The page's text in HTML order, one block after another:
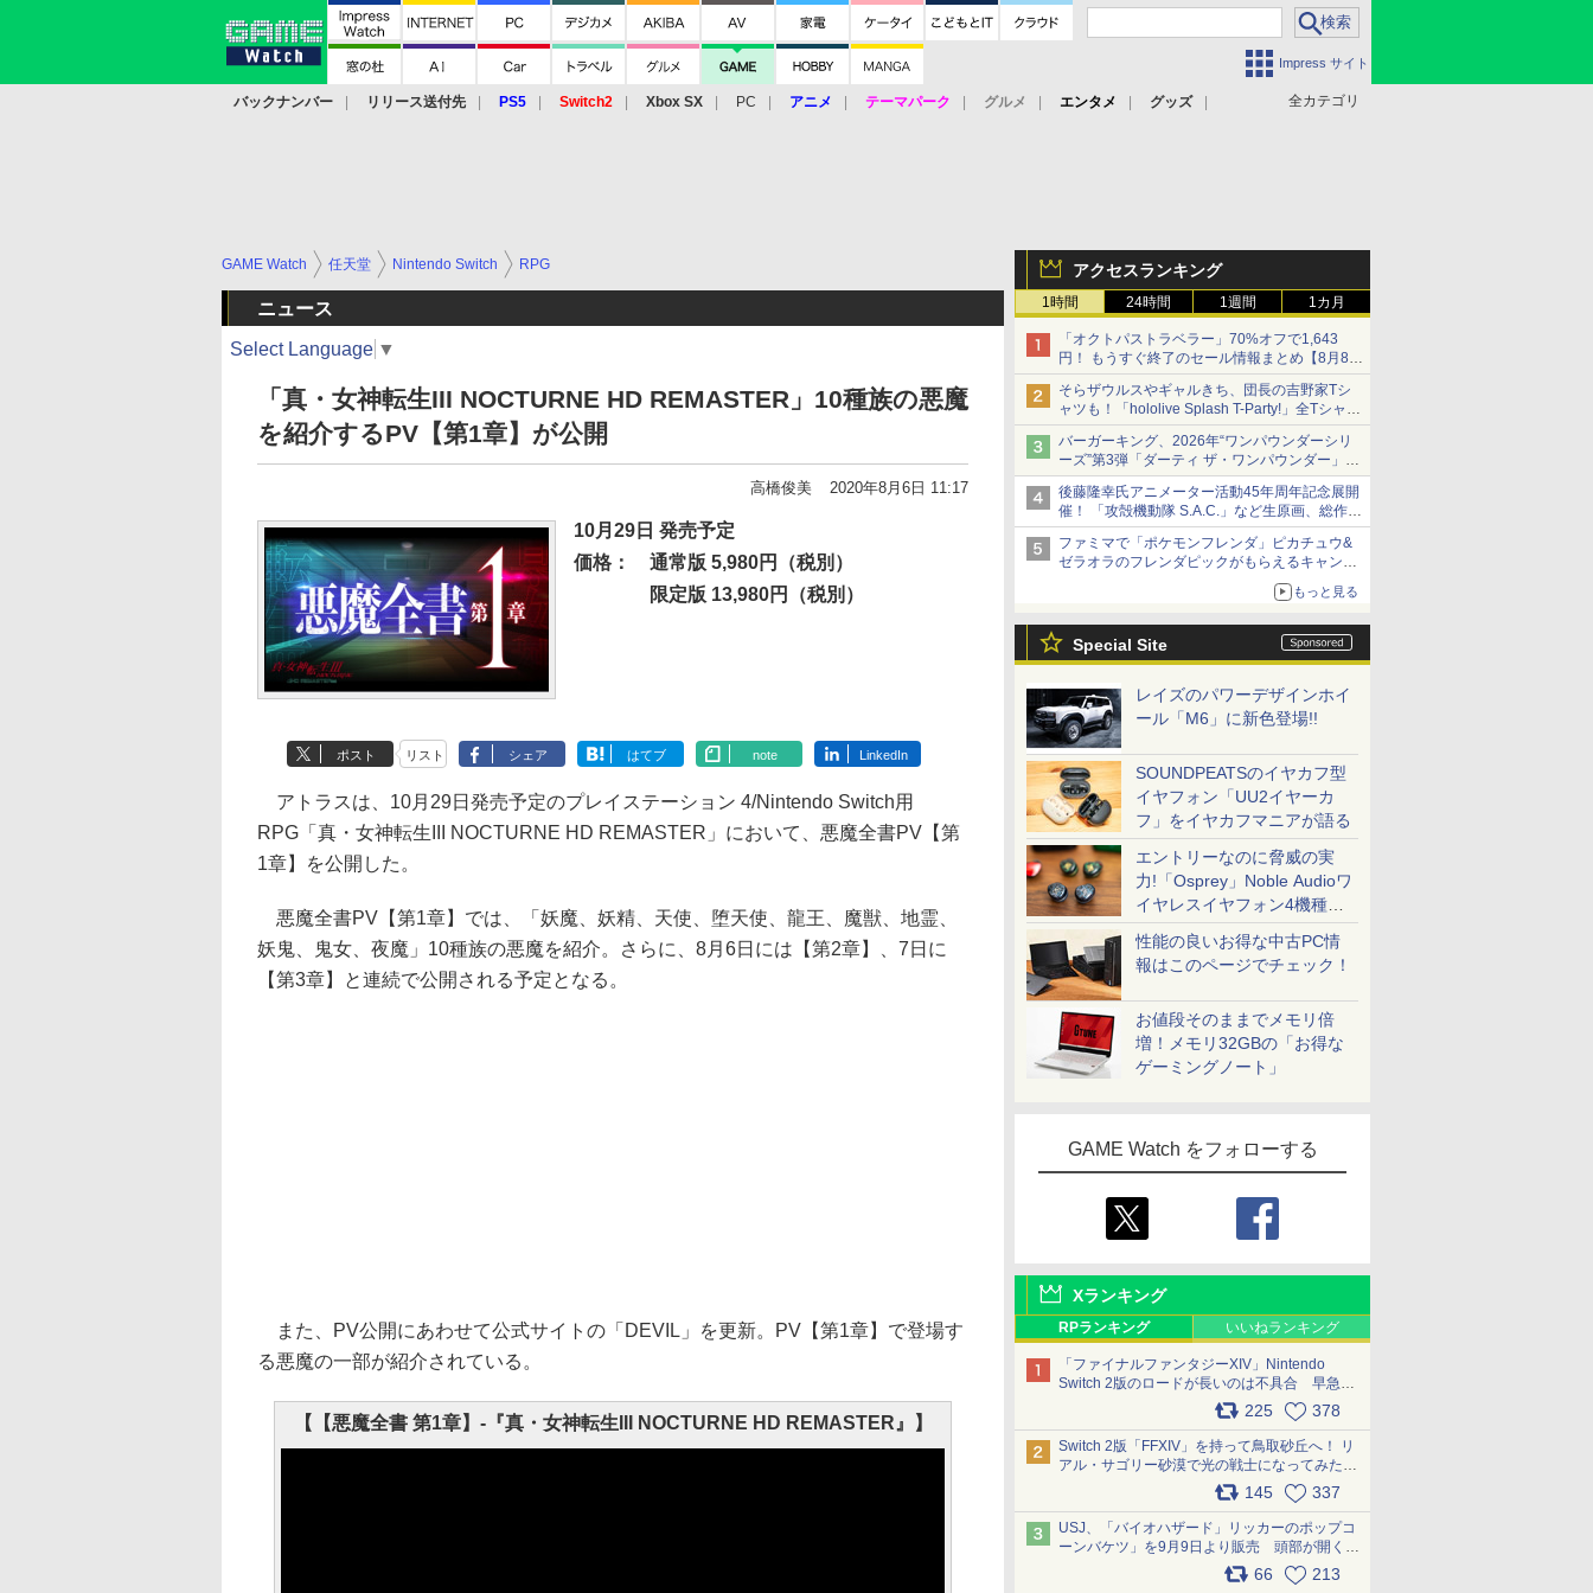
Impress サイト
全カテゴリ
バックナンバー リリース送付先 PS5 Switch2 Xbox SX PC アニメ テーマパーク グルメ エンタメ
グッズ
アクセスランキング
1時間 24時間 1週間 1カ月
「オクトパストラベラー」70%オフで1,643
円！ もうすぐ終了のセール情報まとめ【8月8日
更新】
ニンテンドーeショップでは「大神 絶景版」が
67%オフで990円
そらザウルスやギャルきち、団長の吉野家Tシ
ャツも！「hololive Splash T-Party!」全Tシャツ
ラインナップ公開＆オンライン販売開始
バーガーキング、2026年“ワンパウンダーシリ
ーズ”第3弾「ダーティ ザ・ワンパウンダー」を
8月7日発売
「特製ガーリックマヨソース」を使用した超大
型チーズバーガー
後藤隆幸氏アニメーター活動45年周年記念展開
催！ 「攻殻機動隊 S.A.C.」など生原画、総作画
監督修正が展示
ファミマで「ポケモンフレンダ」ピカチュウ&
ゼラオラのフレンダピックがもらえるキャンペ
もっと見る
Special Site
レイズのパワーデザインホイ
ール「M6」に新色登場!!
SOUNDPEATSのイヤカフ型
イヤフォン「UU2イヤーカ
フ」をイヤカフマニアが語る
エントリーなのに脅威の実
力!「Osprey」Noble Audioワ
イヤレスイヤフォン4機種を
一気に聴く
性能の良いお得な中古PC情
報はこのページでチェック！
お値段そのままでメモリ倍
増！メモリ32GBの「お得な
ゲーミングノート」
GAME Watch をフォローする
Xランキング
RPランキング いいねランキング
「ファイナルファンタジーXIV」Nintendo
Switch 2版のロードが長いのは不具合 早急に
アップデートできるよう対応中225 378
Switch 2版「FFXIV」を持って鳥取砂丘へ！ リ
アル・サゴリー砂漠で光の戦士になってみた
145 337
USJ、「バイオハザード」リッカーのポップコ
ーンバケツ」を9月9日より販売 頭部が開く仕
組み。味は恐怖を堪のう「味噌フレーバー」
66 213
GAME Watch 任天堂 Nintendo Switch RPG
ニュース
Select Language ▼
「真・女神転生III NOCTURNE HD REMASTER」10種族の悪魔
を紹介するPV【第1章】が公開
高橋俊美 2020年8月6日 11:17
10月29日 発売予定
価格：
通常版 5,980円（税別）
限定版 13,980円（税別）
ポスト リスト シェア はてブ note LinkedIn
アトラスは、10月29日発売予定のプレイステーション 4/Nintendo Switch用
RPG「真・女神転生III NOCTURNE HD REMASTER」において、悪魔全書PV【第
1章】を公開した。
悪魔全書PV【第1章】では、「妖魔、妖精、天使、堕天使、龍王、魔獣、地霊、
妖鬼、鬼女、夜魔」10種族の悪魔を紹介。さらに、8月6日には【第2章】、7日に
【第3章】と連続で公開される予定となる。
また、PV公開にあわせて公式サイトの「DEVIL」を更新。PV【第1章】で登場す
る悪魔の一部が紹介されている。
【【悪魔全書 第1章】‐『真・女神転生III NOCTURNE HD REMASTER』】